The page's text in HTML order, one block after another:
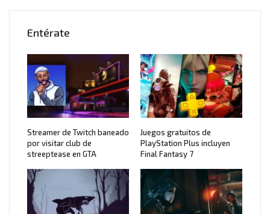
Entérate
Streamer de Twitch baneado
por visitar club de
streeptease en GTA
Juegos gratuitos de
PlayStation Plus incluyen
Final Fantasy 7